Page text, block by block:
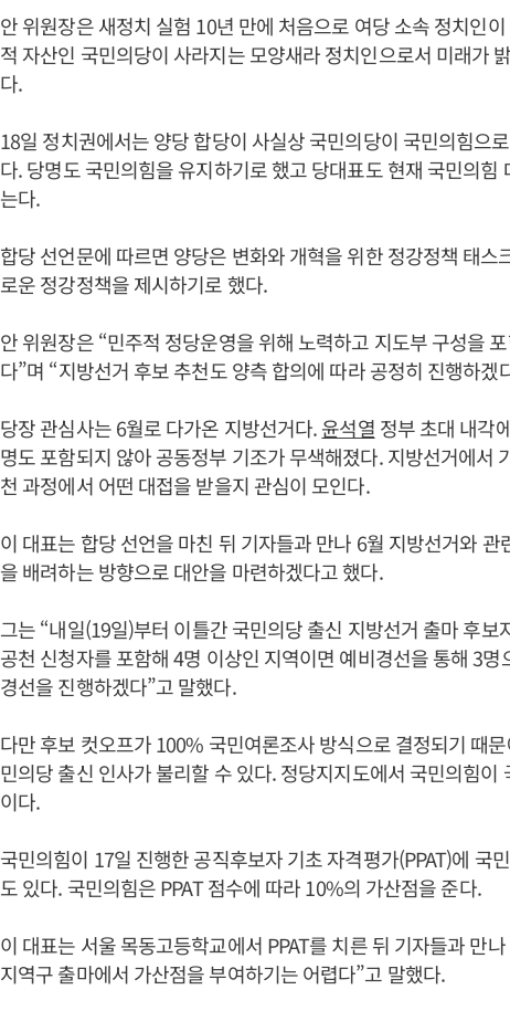
안 위원장은 새정치 실험 10년 만에 처음으로 여당 소속 정치인
적 자산인 국민의당이 사라지는 모양새라 정치인으로서 미래가
다.
18일 정치권에서는 양당 합당이 사실상 국민의당이 국민의힘으
다. 당명도 국민의힘을 유지하기로 했고 당대표도 현재 국민의힘
는다.
합당 선언문에 따르면 양당은 변화와 개혁을 위한 정강정책 태스
로운 정강정책을 제시하기로 했다.
안 위원장은 “민주적 정당운영을 위해 노력하고 지도부 구성을
다”며 “지방선거 후보 추천도 양측 합의에 따라 공정히 진행하겠
당장 관심사는 6월로 다가온 지방선거다.윤석열 정부 초대 내각
명도 포함되지 않아 공동정부 기조가 무색해졌다. 지방선거에서
천 과정에서 어떤 대접을 받을지 관심이 모인다.
이 대표는 합당 선언을 마친 뒤 기자들과 만나 6월 지방선거와
을 배려하는 방향으로 대안을 마련하겠다고 했다.
그는 “내일(19일)부터 이틀간 국민의당 출신 지방선거 출마 후보
공천 신청자를 포함해 4명 이상인 지역이면 예비경선을 통해 3
경선을 진행하겠다”고 말했다.
다만 후보 컷오프가 100% 국민여론조사 방식으로 결정되기 때
민의당 출신 인사가 불리할 수 있다. 정당지지도에서 국민의힘이
이다.
국민의힘이 17일 진행한 공직후보자 기초 자격평가(PPAT)에 국
도 있다. 국민의힘은 PPAT 점수에 따라 10%의 가산점을 준다.
이 대표는 서울 목동고등학교에서 PPAT를 치른 뒤 기자들과 만
지역구 출마에서 가산점을 부여하기는 어렵다”고 말했다.